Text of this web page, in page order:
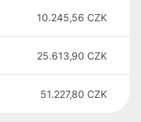
10.245,56 CZK
25.613,90 CZK
51.227,80 CZK